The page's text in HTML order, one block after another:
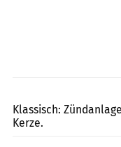
Klassisch:
Kerze.